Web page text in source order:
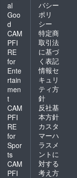
al
Goo
d
CAM
PFI
RE
for
Ente
rtain
men
t
CAM
PFI
RE
for
Spor
ts
CAM
PFI
バシー
ポリ
シー
特定商
取引法
に基づ
く表記
情報セ
キュリ
ティ方
針
反社基
本方針
カスタ
マーハ
ラスメ
ントに
対する
考え方